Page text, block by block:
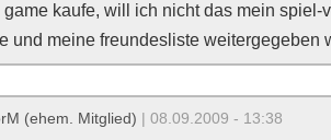
kaufe, will ich nicht das mein spiel-
und meine freundesliste weitergegeben
(ehem. Mitglied) | 08.09.2009 - 13:38